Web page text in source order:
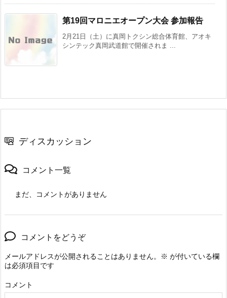
第19回マロニエオープン大会 参加報告
2月21日（土）に真岡トクシン総合体育館、アオキ
シンテック真岡武道館で開催されま ...
ディスカッション
コメント一覧
まだ、コメントがありません
コメントをどうぞ
メールアドレスが公開されることはありません。 ※ が付いている欄
は必須項目です
コメント